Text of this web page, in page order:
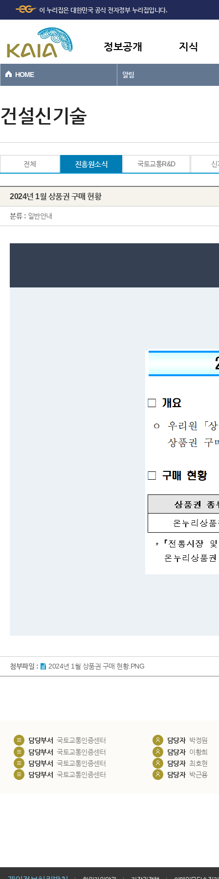
본문바로가기
이 누리집은 대한민국 공식 전자정부 누리집입니다.
정보공개 지식
HOME 알림
건설신기술
전체 진흥원소식 국토교통R&D 신
2024년 1월 상품권 구매 현황
분류 : 일반안내
첨부파일 : 2024년 1월 상품권 구매 현황.PNG
담당부서 국토교통인증센터 담당자 박정원
담당부서 국토교통인증센터 담당자 이황희
담당부서 국토교통인증센터 담당자 최호현
담당부서 국토교통인증센터 담당자 박근용